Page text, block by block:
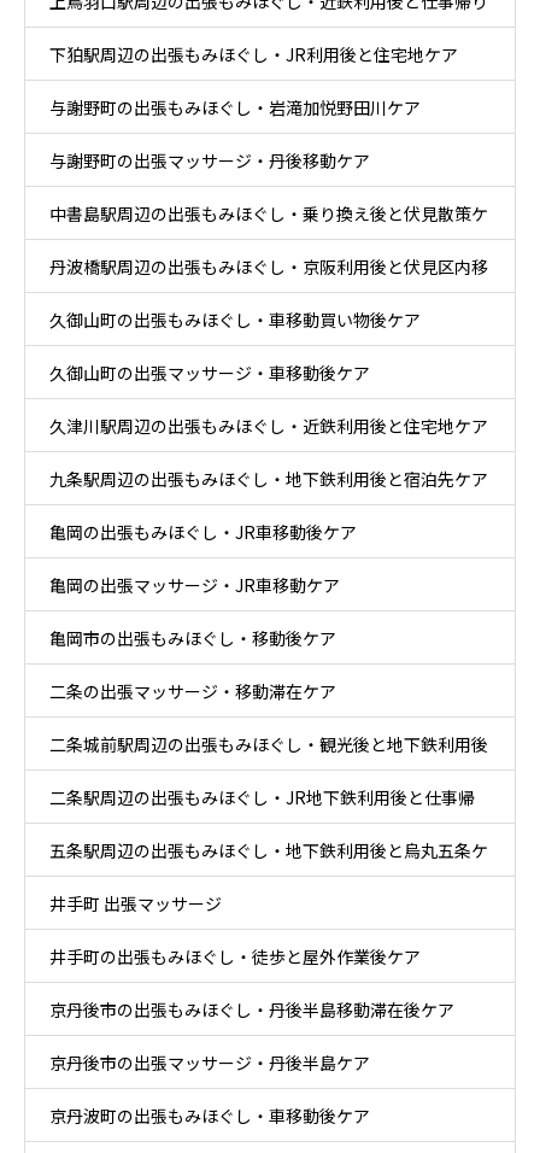
ケア
下狛駅周辺の出張もみほぐし・JR利用後と住宅地ケア
与謝野町の出張もみほぐし・岩滝加悦野田川ケア
与謝野町の出張マッサージ・丹後移動ケア
中書島駅周辺の出張もみほぐし・乗り換え後と伏見散策ケ
ア
丹波橋駅周辺の出張もみほぐし・京阪利用後と伏見区内移
動ケア
久御山町の出張もみほぐし・車移動買い物後ケア
久御山町の出張マッサージ・車移動後ケア
久津川駅周辺の出張もみほぐし・近鉄利用後と住宅地ケア
九条駅周辺の出張もみほぐし・地下鉄利用後と宿泊先ケア
亀岡の出張もみほぐし・JR車移動後ケア
亀岡の出張マッサージ・JR車移動ケア
亀岡市の出張もみほぐし・移動後ケア
二条の出張マッサージ・移動滞在ケア
二条城前駅周辺の出張もみほぐし・観光後と地下鉄利用後
ケア
二条駅周辺の出張もみほぐし・JR地下鉄利用後と仕事帰
りケア
五条駅周辺の出張もみほぐし・地下鉄利用後と烏丸五条ケ
ア
井手町 出張マッサージ
井手町の出張もみほぐし・徒歩と屋外作業後ケア
京丹後市の出張もみほぐし・丹後半島移動滞在後ケア
京丹後市の出張マッサージ・丹後半島ケア
京丹波町の出張もみほぐし・車移動後ケア